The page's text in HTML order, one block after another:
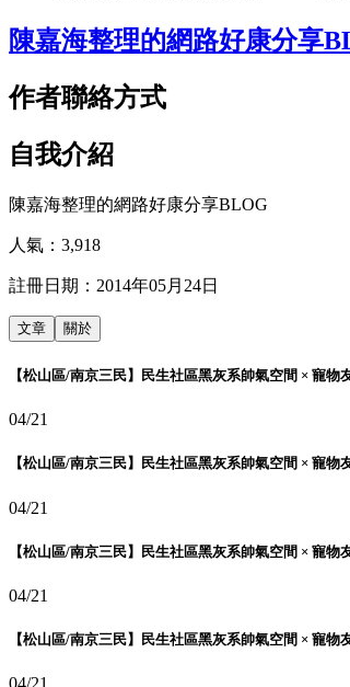
陳嘉海整理的網路好康分享
作者聯絡方式
自我介紹
陳嘉海整理的網路好康分享BLOG
人氣： 3,918
註冊日期： 2014年05月24日
文章 關於
【松山區/南京三民】民生社區黑灰系帥氣空間 × 寵
04/21
【松山區/南京三民】民生社區黑灰系帥氣空間 × 寵
04/21
【松山區/南京三民】民生社區黑灰系帥氣空間 × 寵
04/21
【松山區/南京三民】民生社區黑灰系帥氣空間 × 寵